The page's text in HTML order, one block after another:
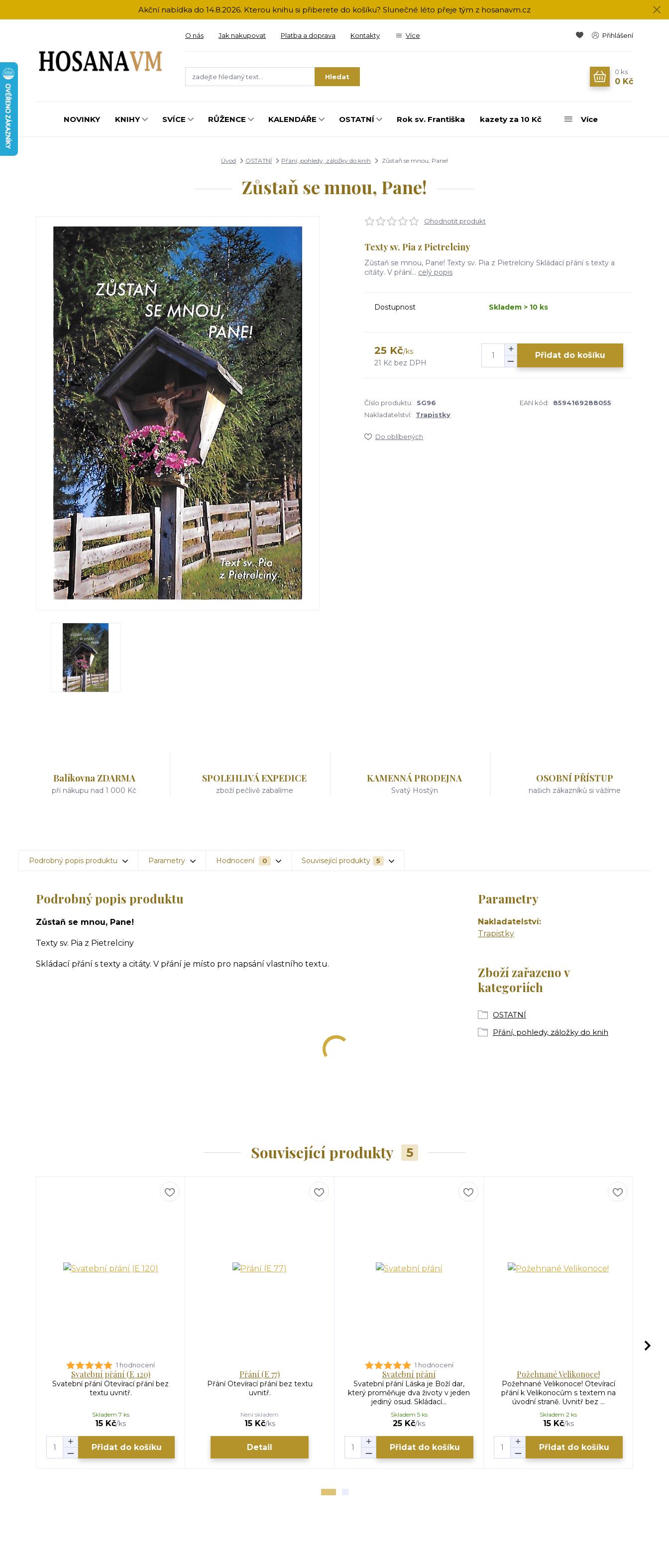
Akční nabídka do 14.8.2026. Kterou knihu si přiberete do košíku? Slunečné léto přeje tým z hosanavm.cz
O nás Jak nakupovat Platba a doprava Kontakty Více Přihlášení
Hledat
0 ks
0 Kč
NOVINKY KNIHY SVÍCE RŮŽENCE KALENDÁŘE OSTATNÍ Rok sv. Františka kazety za 10 Kč Více
Úvod OSTATNÍ Přání, pohledy, záložky do knih Zůstaň se mnou, Pane!
Zůstaň se mnou, Pane!
Ohodnotit produkt
Texty sv. Pia z Pietrelciny
Zůstaň se mnou, Pane! Texty sv. Pia z Pietrelciny Skládací přání s texty a
citáty. V přání... celý popis
Dostupnost Skladem > 10 ks
25 Kč/ks
21 Kč bez DPH
Přidat do košíku
Číslo produktu: SG96 EAN kód:
8594169288055
Nakladatelství:
Trapistky
Do oblíbených
Balíkovna ZDARMA
při nákupu nad 1 000 Kč
SPOLEHLIVÁ EXPEDICE
zboží pečlivě zabalíme
KAMENNÁ PRODEJNA
Svatý Hostýn
OSOBNÍ PŘÍSTUP
našich zákazníků si vážíme
Podrobný popis produktu Parametry Hodnocení 0 Související produkty 5
Podrobný popis produktu
Zůstaň se mnou, Pane!
Texty sv. Pia z Pietrelciny
Skládací přání s texty a citáty. V přání je místo pro napsání vlastního textu.
Parametry
Nakladatelství
Trapistky
Zboží zařazeno v
kategoriích
OSTATNÍ
Přání, pohledy, záložky do knih
Související produkty 5
1 hodnocení
Svatební přání (E 120)
Svatební přání Otevírací přání bez
textu uvnitř.
15 Kč/ks
Skladem 7 ks
Přidat do košíku
Přání (E 77)
Přání Otevírací přání bez textu
uvnitř.
15 Kč/ks
Není skladem
Detail
1 hodnocení
Svatební přání
Svatební přání Láska je Boží dar,
který proměňuje dva životy v jeden
jediný osud. Skládací...
25 Kč/ks
Skladem 5 ks
Přidat do košíku
Požehnané Velikonoce!
Požehnané Velikonoce! Otevírací
přání k Velikonocům s textem na
úvodní straně. Uvnitř bez ...
15 Kč/ks
Skladem 2 ks
Přidat do košíku